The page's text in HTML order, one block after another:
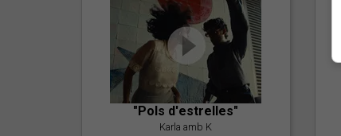
"Pols d'estrelles"
Karla amb K